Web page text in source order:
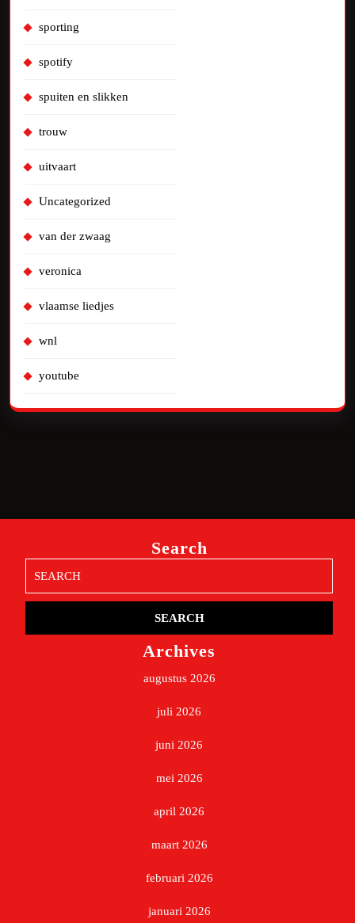
sporting
spotify
spuiten en slikken
trouw
uitvaart
Uncategorized
van der zwaag
veronica
vlaamse liedjes
wnl
youtube
Search
for:
Archives
augustus 2026
juli 2026
juni 2026
mei 2026
april 2026
maart 2026
februari 2026
januari 2026